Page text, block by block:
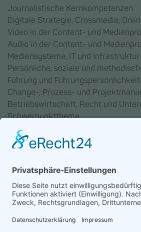
Journalistische Kernkompetenzen
Digitale Strategie, Crossmedia,
Video in der Content- und
Audio in der Content- und
Mediensysteme, IT und Infrastruktur
Persönliche, soziale und
Führung und Führungspersönlichkeit
Change-, Prozess- und
Betriebswirtschaft, Recht und
Schwerpunktthema
AGB Datenschutz Impressum